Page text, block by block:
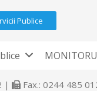
Publice
| Fax.: 0244 485